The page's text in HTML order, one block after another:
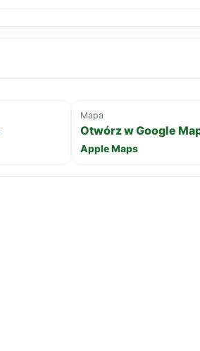
Mapa
Otwórz w Google
Apple Maps